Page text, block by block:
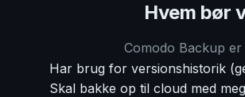
Hvem bør
Comodo Backup
Har brug for versionshistorik
Skal bakke op til cloud med